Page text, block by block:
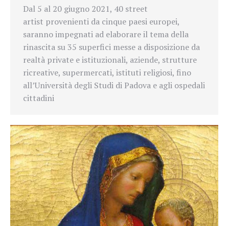
Dal 5 al 20 giugno 2021, 40 street
artist provenienti da cinque paesi europei,
saranno impegnati ad elaborare il tema della
rinascita su 35 superfici messe a disposizione da
realtà private e istituzionali, aziende, strutture
ricreative, supermercati, istituti religiosi, fino
all’Università degli Studi di Padova e agli ospedali
cittadini